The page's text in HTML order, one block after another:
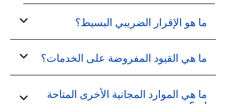
ما هو الإقرار الضريبي البسيط؟
ما هي القيود المفروضة على الخدمات؟
ما هي الموارد المجانية الأخرى المتاحة